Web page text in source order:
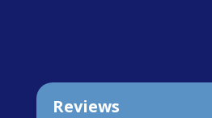
Reviews